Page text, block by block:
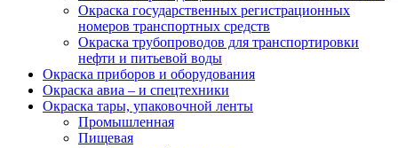
Окраска государственных регистрационных
номеров транспортных средств
Окраска трубопроводов для транспортировки
нефти и питьевой воды
Окраска приборов и оборудования
Окраска авиа – и спецтехники
Окраска тары, упаковочной ленты
Промышленная
Пищевая